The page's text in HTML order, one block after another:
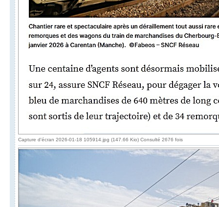
Capture d'écran 2026-01-18 105914.jpg (147.66 Kio) Consulté 2676 fois